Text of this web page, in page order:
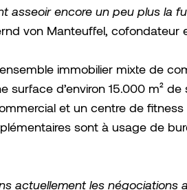
asseoir encore un peu plus la
von Manteuffel, cofondateur
immobilier mixte de
surface d’environ 15.000 m²
et un centre de
sont à usage de
actuellement les négociations